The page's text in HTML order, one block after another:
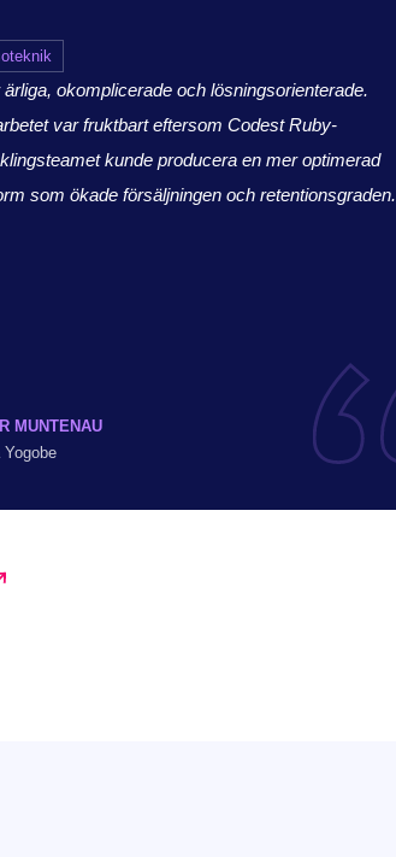
ärliga, okomplicerade och lösningsorienterade.
var fruktbart eftersom Codest Ruby-
kunde producera en mer optimerad
som ökade försäljningen och retentionsgraden.
MUNTENAU
Yogobe